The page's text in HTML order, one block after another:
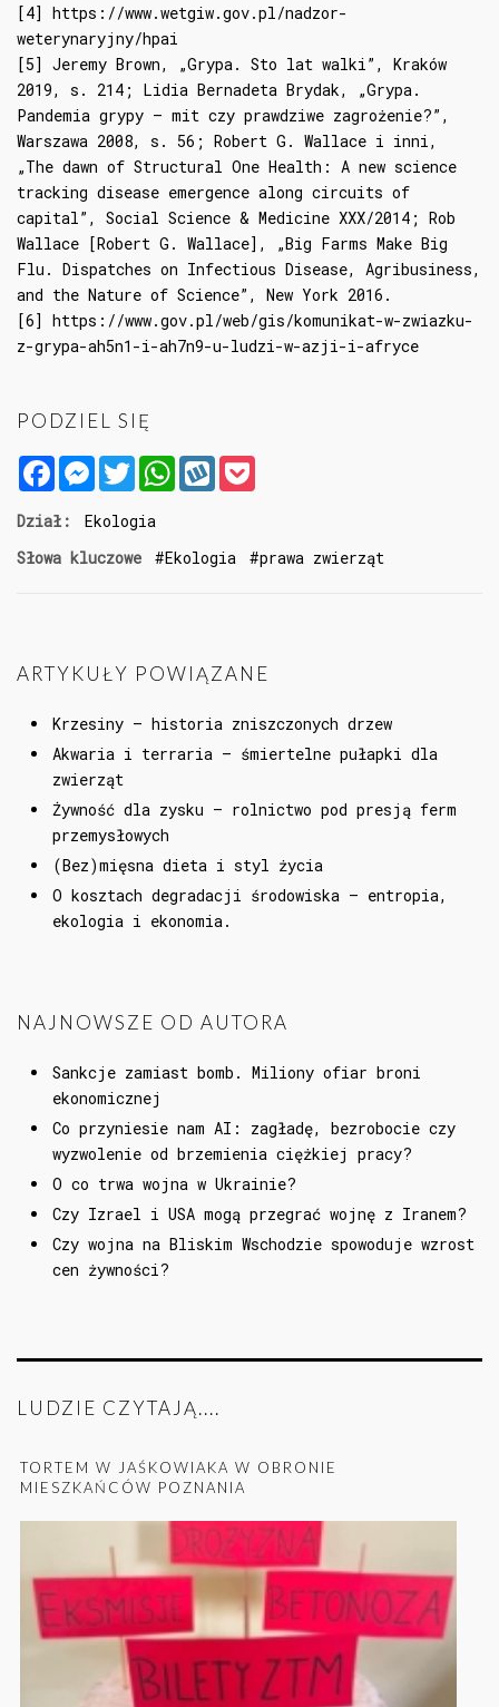
[4] https://www.wetgiw.gov.pl/nadzor-
weterynaryjny/hpai
[5] Jeremy Brown, „Grypa. Sto lat walki”, Kraków
2019, s. 214; Lidia Bernadeta Brydak, „Grypa.
Pandemia grypy – mit czy prawdziwe zagrożenie?”,
Warszawa 2008, s. 56; Robert G. Wallace i inni,
„The dawn of Structural One Health: A new science
tracking disease emergence along circuits of
capital”, Social Science & Medicine XXX/2014; Rob
Wallace [Robert G. Wallace], „Big Farms Make Big
Flu. Dispatches on Infectious Disease, Agribusiness,
and the Nature of Science”, New York 2016.
[6] https://www.gov.pl/web/gis/komunikat-w-zwiazku-
z-grypa-ah5n1-i-ah7n9-u-ludzi-w-azji-i-afryce
PODZIEL SIĘ
FacebookMessenger
TwitterWhatsApp
Wykop
Dział:
Ekologia
Słowa kluczowe
Ekologia prawa zwierząt
ARTYKUŁY POWIĄZANE
Krzesiny – historia zniszczonych drzew
Akwaria i terraria – śmiertelne pułapki dla
zwierząt
Żywność dla zysku – rolnictwo pod presją ferm
przemysłowych
(Bez)mięsna dieta i styl życia
O kosztach degradacji środowiska – entropia,
ekologia i ekonomia.
NAJNOWSZE OD AUTORA
Sankcje zamiast bomb. Miliony ofiar broni
ekonomicznej
Co przyniesie nam AI: zagładę, bezrobocie czy
wyzwolenie od brzemienia ciężkiej pracy?
O co trwa wojna w Ukrainie?
Czy Izrael i USA mogą przegrać wojnę z Iranem?
Czy wojna na Bliskim Wschodzie spowoduje wzrost
cen żywności?
LUDZIE CZYTAJĄ....
TORTEM W JAŚKOWIAKA W OBRONIE
MIESZKAŃCÓW POZNANIA